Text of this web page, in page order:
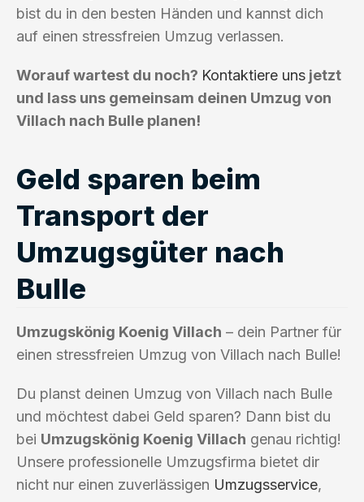
bist du in den besten Händen und kannst dich
auf einen stressfreien Umzug verlassen.
Worauf wartest du noch? Kontaktiere uns jetzt
und lass uns gemeinsam deinen Umzug von
Villach nach Bulle planen!
Geld sparen beim
Transport der
Umzugsgüter nach
Bulle
Umzugskönig Koenig Villach – dein Partner für
einen stressfreien Umzug von Villach nach Bulle!
Du planst deinen Umzug von Villach nach Bulle
und möchtest dabei Geld sparen? Dann bist du
bei Umzugskönig Koenig Villach genau richtig!
Unsere professionelle Umzugsfirma bietet dir
nicht nur einen zuverlässigen Umzugsservice,